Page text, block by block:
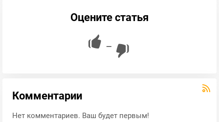
Оцените статья
—
Комментарии
Нет комментариев. Ваш будет первым!